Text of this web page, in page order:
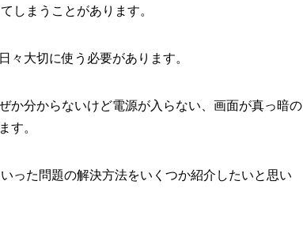
しまうことがあります。
々大切に使う必要があります。
か分からないけど電源が入らない、画面が真っ暗の
す。
った問題の解決方法をいくつか紹介したいと思い